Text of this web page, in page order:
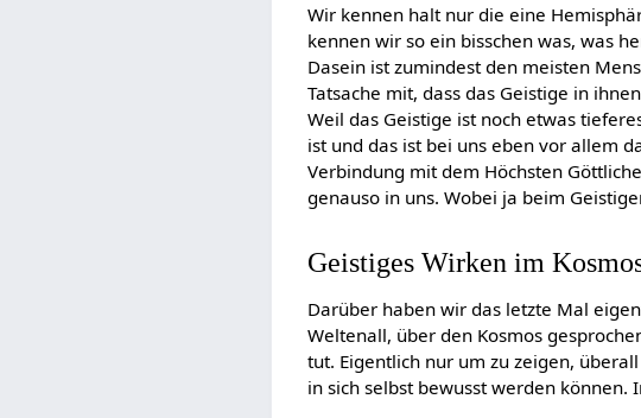
Wir kennen halt nur die eine
kennen wir so ein bisschen was, was
Dasein ist zumindest den meisten
Tatsache mit, dass das Geistige in
Weil das Geistige ist noch etwas
ist und das ist bei uns eben vor allem
Verbindung mit dem Höchsten
genauso in uns. Wobei ja beim
Geistiges Wirken im
Darüber haben wir das letzte Mal
Weltenall, über den Kosmos
tut. Eigentlich nur um zu zeigen,
in sich selbst bewusst werden können.